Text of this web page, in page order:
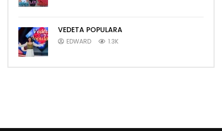
VEDETA POPULARA
EDWARD 1.3K